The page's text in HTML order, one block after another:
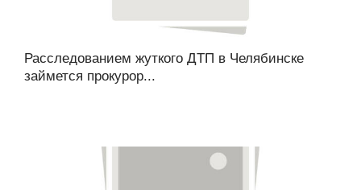
Расследованием жуткого ДТП в Челябинске
займется прокурор...